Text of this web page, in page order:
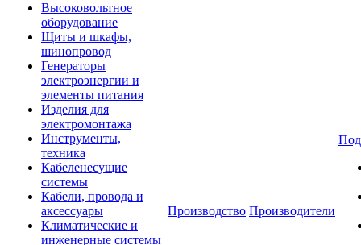
Высоковольтное
оборудование
Щиты и шкафы,
шинопровод
Генераторы
электроэнергии и
элементы питания
Изделия для
электромонтажа
Инструменты,
техника
Кабеленесущие
системы
Кабели, провода и
аксессуары
Климатические и
инженерные системы
Производство Производители